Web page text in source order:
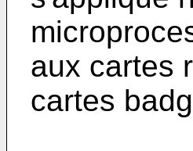
aux cartes
cartes